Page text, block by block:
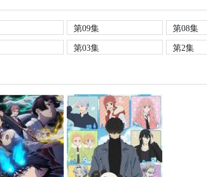
第09集 第08集
第03集 第2集